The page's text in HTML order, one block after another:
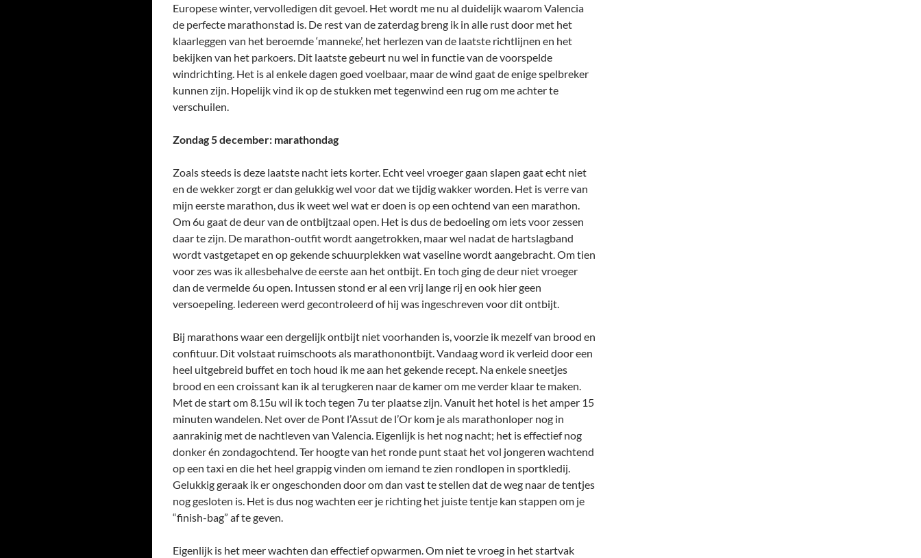
Europese winter, vervolledigen dit gevoel. Het wordt me nu al duidelijk waarom Valencia
de perfecte marathonstad is. De rest van de zaterdag breng ik in alle rust door met het
klaarleggen van het beroemde ‘manneke’, het herlezen van de laatste richtlijnen en het
bekijken van het parkoers. Dit laatste gebeurt nu wel in functie van de voorspelde
windrichting. Het is al enkele dagen goed voelbaar, maar de wind gaat de enige spelbreker
kunnen zijn. Hopelijk vind ik op de stukken met tegenwind een rug om me achter te
verschuilen.
Zondag 5 december: marathondag
Zoals steeds is deze laatste nacht iets korter. Echt veel vroeger gaan slapen gaat echt niet
en de wekker zorgt er dan gelukkig wel voor dat we tijdig wakker worden. Het is verre van
mijn eerste marathon, dus ik weet wel wat er doen is op een ochtend van een marathon.
Om 6u gaat de deur van de ontbijtzaal open. Het is dus de bedoeling om iets voor zessen
daar te zijn. De marathon-outfit wordt aangetrokken, maar wel nadat de hartslagband
wordt vastgetapet en op gekende schuurplekken wat vaseline wordt aangebracht. Om tien
voor zes was ik allesbehalve de eerste aan het ontbijt. En toch ging de deur niet vroeger
dan de vermelde 6u open. Intussen stond er al een vrij lange rij en ook hier geen
versoepeling. Iedereen werd gecontroleerd of hij was ingeschreven voor dit ontbijt.
Bij marathons waar een dergelijk ontbijt niet voorhanden is, voorzie ik mezelf van brood en
confituur. Dit volstaat ruimschoots als marathonontbijt. Vandaag word ik verleid door een
heel uitgebreid buffet en toch houd ik me aan het gekende recept. Na enkele sneetjes
brood en een croissant kan ik al terugkeren naar de kamer om me verder klaar te maken.
Met de start om 8.15u wil ik toch tegen 7u ter plaatse zijn. Vanuit het hotel is het amper 15
minuten wandelen. Net over de Pont l’Assut de l’Or kom je als marathonloper nog in
aanrakinig met de nachtleven van Valencia. Eigenlijk is het nog nacht; het is effectief nog
donker én zondagochtend. Ter hoogte van het ronde punt staat het vol jongeren wachtend
op een taxi en die het heel grappig vinden om iemand te zien rondlopen in sportkledij.
Gelukkig geraak ik er ongeschonden door om dan vast te stellen dat de weg naar de tentjes
nog gesloten is. Het is dus nog wachten eer je richting het juiste tentje kan stappen om je
“finish-bag” af te geven.
Eigenlijk is het meer wachten dan effectief opwarmen. Om niet te vroeg in het startvak